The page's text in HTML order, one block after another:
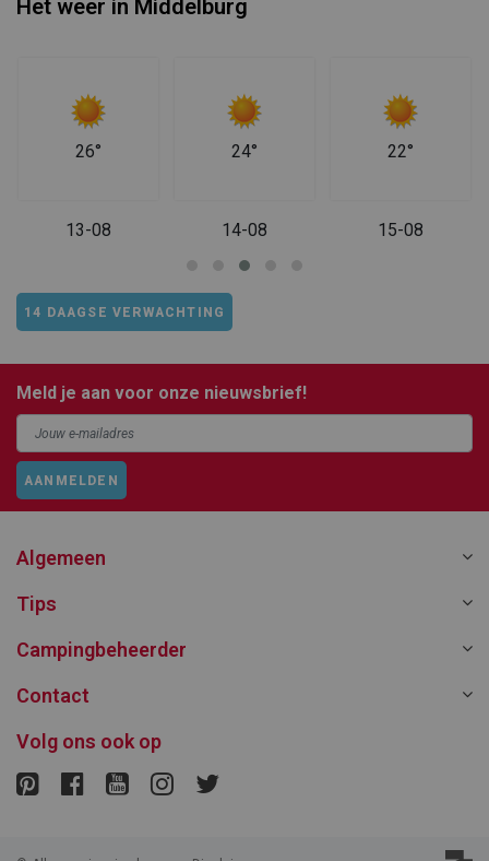
Het weer in Middelburg
26°
13-08
24°
14-08
22°
15-08
14 DAAGSE VERWACHTING
Meld je aan voor onze nieuwsbrief!
AANMELDEN
Algemeen
Tips
Campingbeheerder
Contact
Volg ons ook op